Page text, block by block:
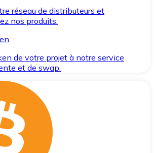
réseau de distributeurs et
nos produits.
de votre projet à notre service
et de swap.